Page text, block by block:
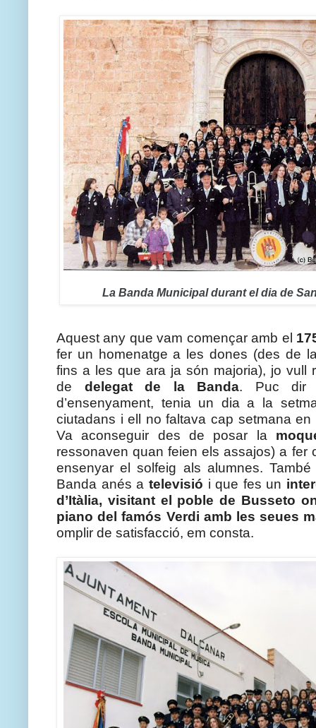
La Banda Municipal durant el dia de
Aquest any que vam començar amb el
fer un homenatge a les dones (des de
fins a les que ara ja són majoria), jo vull
de delegat de la Banda. Puc dir
d’ensenyament, tenia un dia a la
ciutadans i ell no faltava cap setmana
Va aconseguir des de posar la
ressonaven quan feien els assajos) a fer
ensenyar el solfeig als alumnes.
Banda anés a televisió i que fes un
d’Itàlia, visitant el poble de Busseto
piano del famós Verdi amb les seues
omplir de satisfacció, em consta.